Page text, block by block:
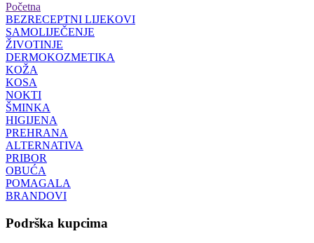
Početna
BEZRECEPTNI LIJEKOVI
SAMOLIJEČENJE
ŽIVOTINJE
DERMOKOZMETIKA
KOŽA
KOSA
NOKTI
ŠMINKA
HIGIJENA
PREHRANA
ALTERNATIVA
PRIBOR
OBUĆA
POMAGALA
BRANDOVI
Podrška kupcima